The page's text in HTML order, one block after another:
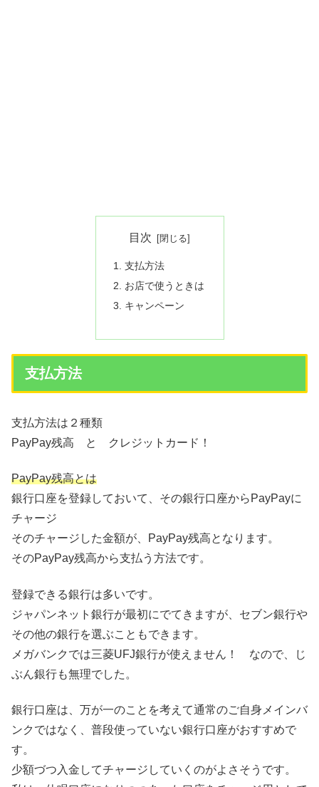
目次
支払方法
お店で使うときは
キャンペーン
支払方法
支払方法は２種類
PayPay残高 と クレジットカード！
PayPay残高とは
銀行口座を登録しておいて、その銀行口座からPayPayに
チャージ
そのチャージした金額が、PayPay残高となります。
そのPayPay残高から支払う方法です。
登録できる銀行は多いです。
ジャパンネット銀行が最初にでてきますが、セブン銀行や
その他の銀行を選ぶこともできます。
メガバンクでは三菱UFJ銀行が使えません！ なので、じ
ぶん銀行も無理でした。
銀行口座は、万が一のことを考えて通常のご自身メインバ
ンクではなく、普段使っていない銀行口座がおすすめで
す。
少額づつ入金してチャージしていくのがよさそうです。